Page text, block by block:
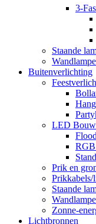
3-
Staande
Buitenverlichting
LED
Prik en
Prikkabels/
Staande
Zonne-
Lichtbronnen